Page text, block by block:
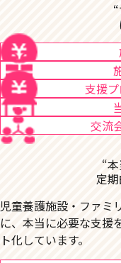
支援
交流
“
定
児童養護施設・ファミ
に、本当に必要な支援
ト化しています。